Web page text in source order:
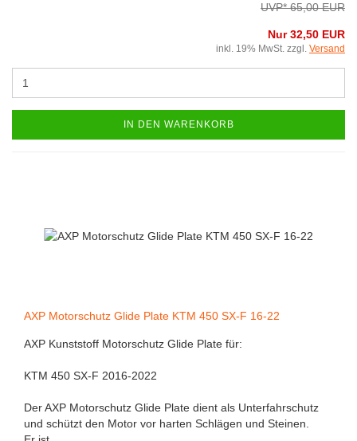
UVP* 65,00 EUR
Nur 32,50 EUR
inkl. 19% MwSt. zzgl. Versand
IN DEN WARENKORB
AXP Motorschutz Glide Plate KTM 450 SX-F 16-22
AXP Kunststoff Motorschutz Glide Plate für:
KTM 450 SX-F 2016-2022
Der AXP Motorschutz Glide Plate dient als Unterfahrschutz
und schützt den Motor vor harten Schlägen und Steinen.